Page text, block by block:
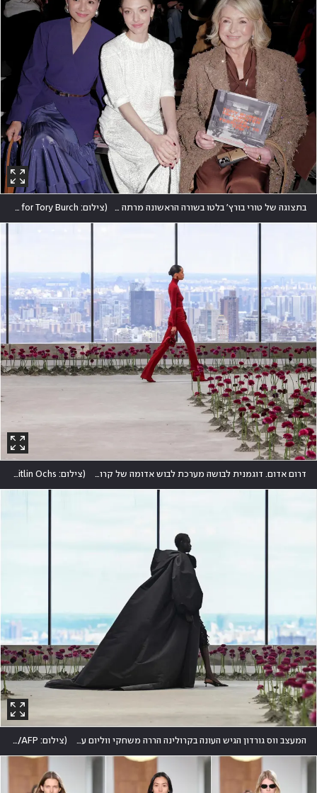
(צילום: Craig Barritt/Getty Images for Tory Burch
דרום אדום. דוגמנית לבושה מערכת לבוש אדומה של קרולינה הררה על רקע קו הרקיע של מנהטן (צילום: REUTERS/Caitlin Ochs
המעצב ווס גורדון הגיש העונה בקרולינה הררה משחקי ווליום עם שמלות ערב וגלימות בעלות נפח מפואר. למי שרוצה לעשות כניסה (צילום: ANGELA WEISS/AFP